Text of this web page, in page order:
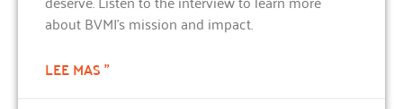
about BVMI’s mission and impact.
LEE MAS "